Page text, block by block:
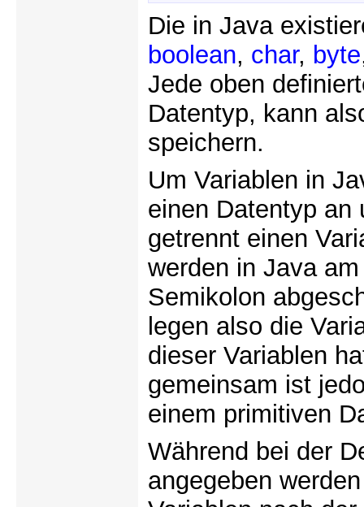
Die in Java
boolean, char, byte
Jede oben
Datentyp, kann
speichern.
Um Variablen in
einen Datentyp an
getrennt einen
werden in Java
Semikolon
legen also die
dieser Variablen
gemeinsam ist
einem primitiven
Während bei der
angegeben